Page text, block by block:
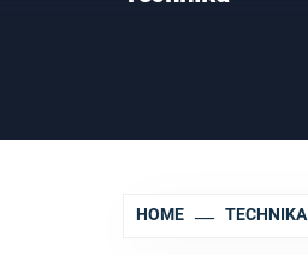
HOME TECHNIKA